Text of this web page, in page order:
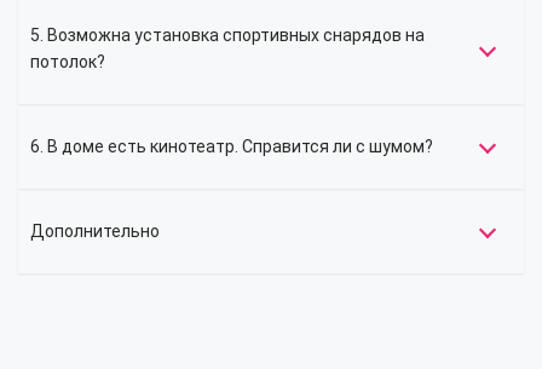
5. Возможна установка спортивных снарядов на
потолок?
6. В доме есть кинотеатр. Справится ли с шумом?
Дополнительно